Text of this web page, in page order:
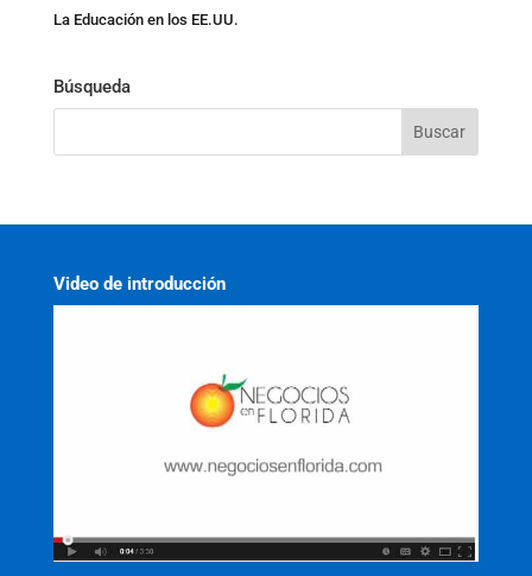
La Educación en los EE.UU.
Búsqueda
Video de introducción